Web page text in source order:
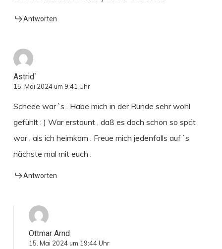
Antworten
Astrid`
15. Mai 2024 um 9:41 Uhr
Scheee war `s . Habe mich in der Runde sehr wohl
gefühlt : ) War erstaunt , daß es doch schon so spät
war , als ich heimkam . Freue mich jedenfalls auf `s
nächste mal mit euch .
Antworten
Ottmar Arnd
15. Mai 2024 um 19:44 Uhr